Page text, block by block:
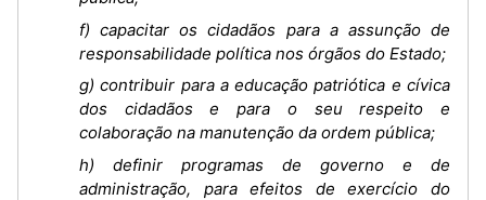
f) capacitar os cidadãos para a assunção de
responsabilidade política nos órgãos do Estado;
g) contribuir para a educação patriótica e cívica
dos cidadãos e para o seu respeito e
colaboração na manutenção da ordem pública;
h) definir programas de governo e de
administração, para efeitos de exercício do